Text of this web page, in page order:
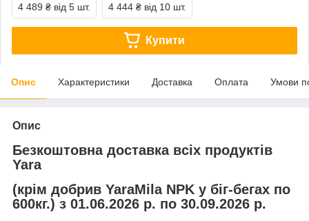
4 489 ₴ від 5 шт. 4 444 ₴ від 10 шт.
Купити
Опис Характеристики Доставка Оплата Умови
Опис
Безкоштовна доставка всіх продуктів
Yara
(крім добрив YaraMila NPK у біг-бегах по
600кг.) з 01.06.2026 р. по 30.09.2026 р.